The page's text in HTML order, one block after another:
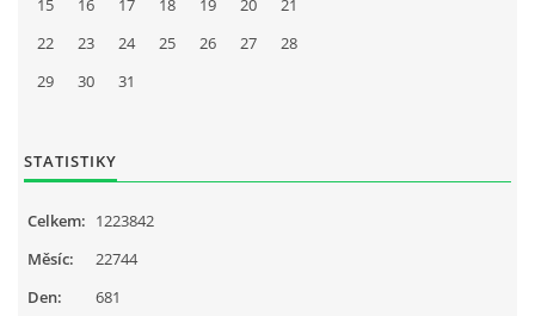
15
16 17 18 19 20
21
22
23 24 25 26 27
28
29
30 31
STATISTIKY
Celkem: 1223842
Měsíc:
22744
Den:
681